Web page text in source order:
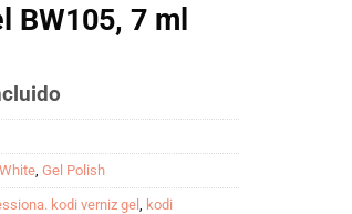
BW105, 7 ml
Gel Polish
kodi verniz gel
kodi